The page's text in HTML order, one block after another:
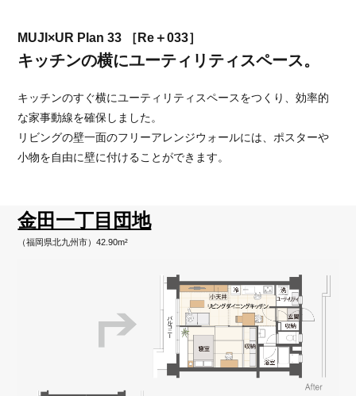
MUJI×UR Plan 33 ［Re＋033］
キッチンの横にユーティリティスペース。
キッチンのすぐ横にユーティリティスペースをつくり、効率的
な家事動線を確保しました。
リビングの壁一面のフリーアレンジウォールには、ポスターや
小物を自由に壁に付けることができます。
金田一丁目団地
（福岡県北九州市）42.90m²